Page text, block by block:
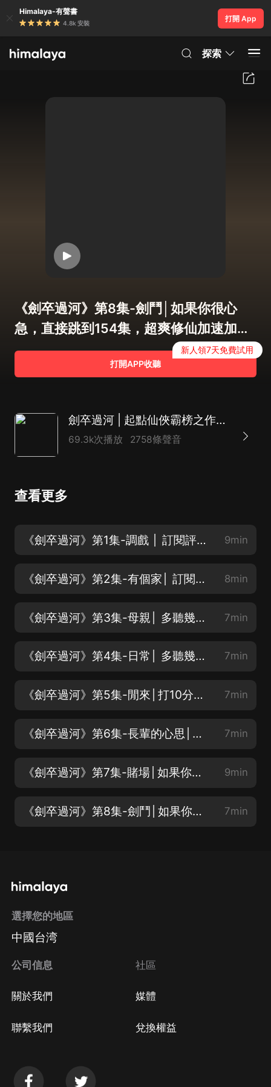
Himalaya-有聲書
4.8k 安裝
打開 App
探索
《劍卒過河》第8集-劍鬥│如果你很心
急，直接跳到154集，超爽修仙加速加
速！
打開APP收聽
新人領7天免費試用
劍卒過河 | 起點仙俠霸榜之作&朱宇演播丨有聲劇
69.3k次播放 2758條聲音
查看更多
《劍卒過河》第1集-調戲 │ 訂閱評論轉發，抽666現金紅包！ 9min
《劍卒過河》第2集-有個家│ 訂閱評論轉發，抽666現金紅包！ 8min
《劍卒過河》第3集-母親│ 多聽幾集，漸入佳境，有驚喜！ 7min
《劍卒過河》第4集-日常│ 多聽幾集，漸入佳境，有驚喜！ 7min
《劍卒過河》第5集-閒來│打10分優質評價，VIP年卡抽到你家！ 7min
《劍卒過河》第6集-長輩的心思│打10分優質評價，VIP年卡抽到你家！ 7min
《劍卒過河》第7集-賭場│如果你很心急，直接跳到154集，超爽修仙加速加速！ 9min
《劍卒過河》第8集-劍鬥│如果你很心急，直接跳到154集，超爽修仙加速加速！ 7min
選擇您的地區
中國台湾
公司信息
關於我們
聯繫我們
社區
媒體
兌換權益